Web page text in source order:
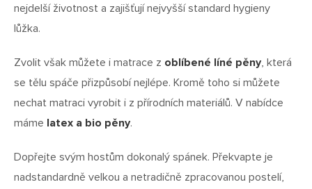
nejdelší životnost a zajišťují nejvyšší standard hygieny
lůžka.
Zvolit však můžete i matrace z oblíbené líné pěny, která
se tělu spáče přizpůsobí nejlépe. Kromě toho si můžete
nechat matraci vyrobit i z přírodních materiálů. V nabídce
máme latex a bio pěny.
Dopřejte svým hostům dokonalý spánek. Překvapte je
nadstandardně velkou a netradičně zpracovanou postelí,